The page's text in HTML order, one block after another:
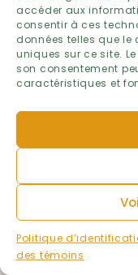
accéder aux
consentir à ces
données telles que
uniques sur ce site.
son consentement
caractéristiques et
Politique
des témoins
Préscolaire et
Primaire
Préscolaire
Ville :
Boucherville
Région
Matières
Année scolaire :
2025-2026